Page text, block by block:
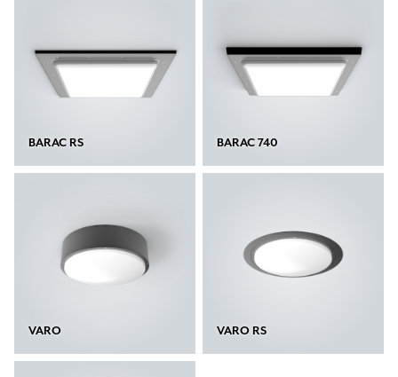
BARAC RS BARAC 740
VARO VARO RS